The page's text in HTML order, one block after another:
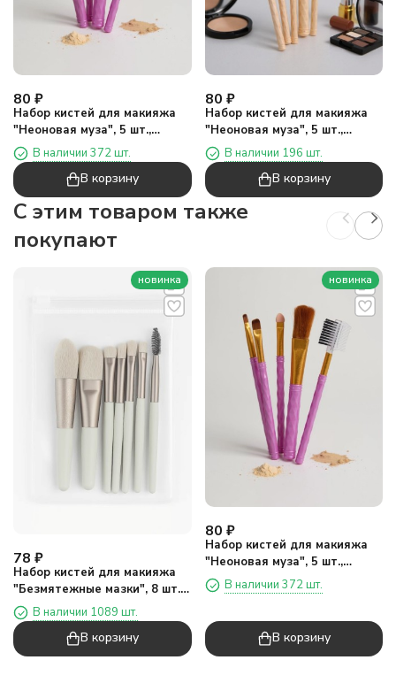
80 ₽
Набор кистей для макияжа
"Неоновая муза", 5 шт.,
фиолетовый
В наличии 372 шт.
В корзину
80 ₽
Набор кистей для макияжа
"Неоновая муза", 5 шт.,
оранжевый
В наличии 196 шт.
В корзину
C этим товаром также
покупают
новинка
78 ₽
Набор кистей для макияжа
"Безмятежные мазки", 8 шт.,
белыйВ наличии 1089 шт.
В корзину
новинка
80 ₽
Набор кистей для макияжа
"Неоновая муза", 5 шт.,
фиолетовый
В наличии 372 шт.
В корзину